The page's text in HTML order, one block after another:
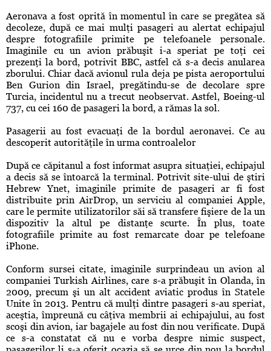
Aeronava a fost oprită în momentul în care se pregătea să
decoleze, după ce mai mulţi pasageri au alertat echipajul
despre fotografiile primite pe telefoanele personale.
Imaginile cu un avion prăbuşit i-a speriat pe toţi cei
prezenţi la bord, potrivit BBC, astfel că s-a decis anularea
zborului. Chiar dacă avionul rula deja pe pista aeroportului
Ben Gurion din Israel, pregătindu-se de decolare spre
Turcia, incidentul nu a trecut neobservat. Astfel, Boeing-ul
737, cu cei 160 de pasageri la bord, a rămas la sol.
Pasagerii au fost evacuaţi de la bordul aeronavei. Ce au
descoperit autorităţile în urma controalelor
După ce căpitanul a fost informat asupra situaţiei, echipajul
a decis să se întoarcă la terminal. Potrivit site-ului de ştiri
Hebrew Ynet, imaginile primite de pasageri ar fi fost
distribuite prin AirDrop, un serviciu al companiei Apple,
care le permite utilizatorilor săi să transfere fişiere de la un
dispozitiv la altul pe distanţe scurte. În plus, toate
fotografiile primite au fost remarcate doar pe telefoane
iPhone.
Conform sursei citate, imaginile surprindeau un avion al
companiei Turkish Airlines, care s-a prăbuşit în Olanda, în
2009, precum şi un alt accident aviatic produs în Statele
Unite în 2013. Pentru că mulţi dintre pasageri s-au speriat,
aceştia, împreună cu câţiva membrii ai echipajului, au fost
scoşi din avion, iar bagajele au fost din nou verificate. După
ce s-a constatat că nu e vorba despre nimic suspect,